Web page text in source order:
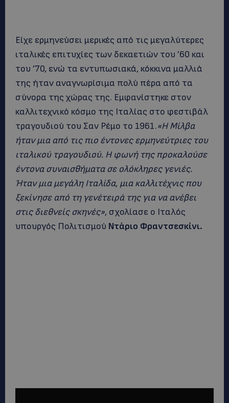
Είχε ερμηνεύσει μερικές από τις μεγαλύτερες
ιταλικές επιτυχίες των δεκαετιών του ’60 και
του ’70, ενώ τα εντυπωσιακά, κόκκινα μαλλιά
της ήταν αναγνωρίσιμα πολύ πέρα από τα
σύνορα της χώρας της. Εμφανίστηκε στον
καλλιτεχνικό κόσμο της Ιταλίας στο φεστιβάλ
τραγουδιού του Σαν Ρέμο το 1961.«Η Μίλβα
ήταν μια από τις πιο έντονες ερμηνεύτριες του
ιταλικού τραγουδιού. Η φωνή της προκαλούσε
έντονα συναισθήματα σε ολόκληρες γενιές.
Ήταν μια μεγάλη Ιταλίδα, μια καλλιτέχνις που
ξεκίνησε από τη γενέτειρά της για να ανέβει
στις διεθνείς σκηνές», σχολίασε ο Ιταλός
υπουργός Πολιτισμού Ντάριο Φραντσεσκίνι.